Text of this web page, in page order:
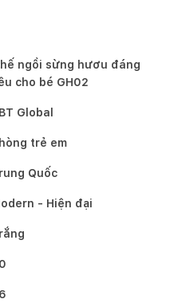
ngồi sừng hươu đáng
cho bé GH02
Global
trẻ em
Quốc
- Hiện đại